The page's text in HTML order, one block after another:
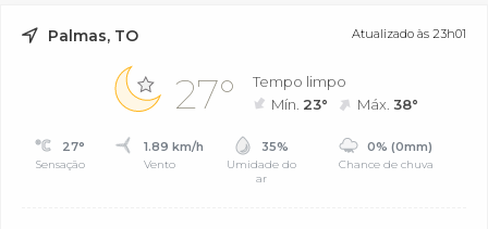
Palmas, TO Atualizado às 23h01
27°
Tempo limpo
Mín. 23° Máx.38°
27°
Sensação
1.89 km/h
Vento
35%
Umidade do
ar
0% (0mm)
Chance de chuva